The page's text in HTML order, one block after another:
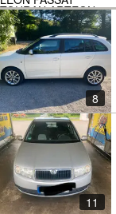
8
11